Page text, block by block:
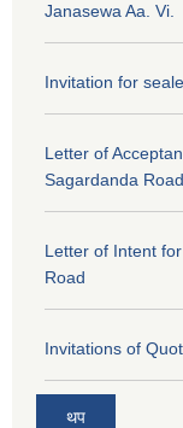
Janasewa Aa. Vi.
Invitation for
Letter of
Sagardanda Road
Letter of Intent
Road
Invitations of
थप